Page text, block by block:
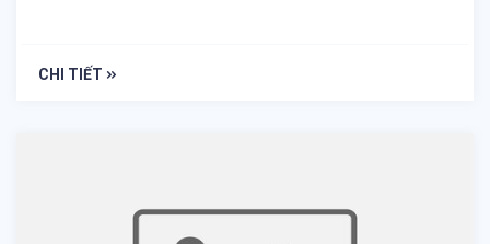
CHI TIẾT